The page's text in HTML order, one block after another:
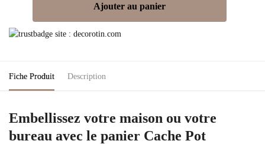
Ajouter au panier
Fiche Produit Description
Embellissez votre maison ou votre
bureau avec le panier Cache Pot